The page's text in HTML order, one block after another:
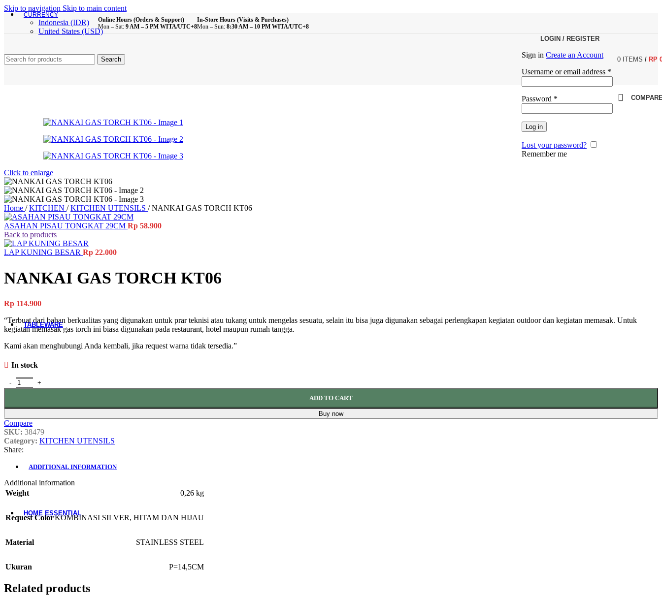
Skip to navigation Skip to main content
CURRENCY
Indonesia (IDR)
United States (USD)
Online Hours (Orders & Support)
Mon – Sat: 9 AM – 5 PM WITA/UTC+8
In-Store Hours (Visits & Purchases)
Mon – Sun: 8:30 AM – 10 PM WITA/UTC+8
Search 0 ITEMS / RP
All Product
Glass Cups
Melamine Cups
Acrylic Cups
Pitcher
TABLEWARE
All Product
Main Dining Items
Plates
Bowls
Cutlery
Material-Based
Woodware
Table Add-ons
Placemat
HOME ESSENTIAL
Laundry
Ashtrays
Hand Tools
LOGIN / REGISTER
Sign in Create an Account
Username or email address *
Password *
Log in
Lost your password?
Remember me
Click to enlarge
Home / KITCHEN / KITCHEN UTENSILS / NANKAI GAS TORCH KT06
ASAHAN PISAU TONGKAT 29CM Rp 58.900
Back to products
LAP KUNING BESAR Rp 22.000
NANKAI GAS TORCH KT06
Rp 114.900
“Terbuat dari bahan berkualitas yang digunakan untuk prar teknisi atau tukang untuk mengelas sesuatu, selain itu bisa juga digunakan sebagai perlengkapan kegiatan outdoor dan kegiatan memasak. Untuk
kegiatan memasak gas torch ini biasa digunakan pada restaurant, hotel maupun rumah tangga.
Kami akan menghubungi Anda kembali, jika request warna tidak tersedia.”
In stock
NANKAI GAS TORCH KT06 quantity
ADD TO CART
Buy now
Compare
SKU: 38479
Category: KITCHEN UTENSILS
Share:
ADDITIONAL INFORMATION
Additional information
Weight
0,26 kg
Request ColorKOMBINASI SILVER, HITAM DAN HIJAU
Material STAINLESS STEEL
Ukuran P=14,5CM
Related products